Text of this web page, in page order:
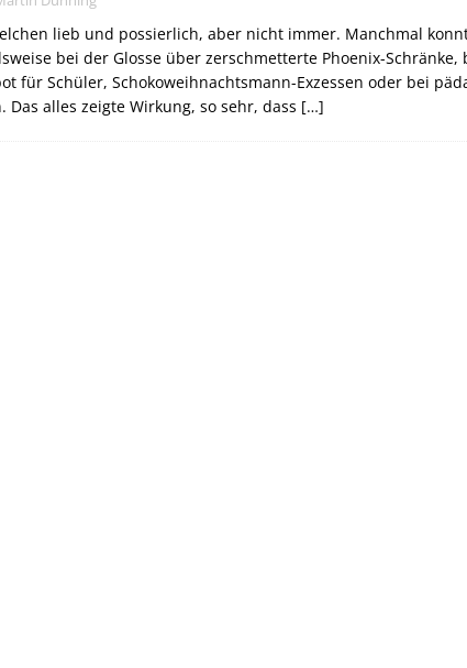
lieb und possierlich, aber nicht immer. Manchmal
bei der Glosse über zerschmetterte Phoenix-Schränke,
für Schüler, Schokoweihnachtsmann-Exzessen oder bei
alles zeigte Wirkung, so sehr, dass […]